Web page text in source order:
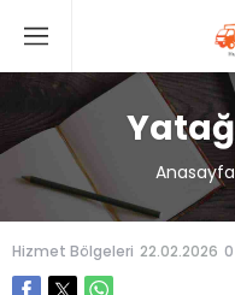
Anasayfa
Hizmet Bölgeleri 22.02.2026 0